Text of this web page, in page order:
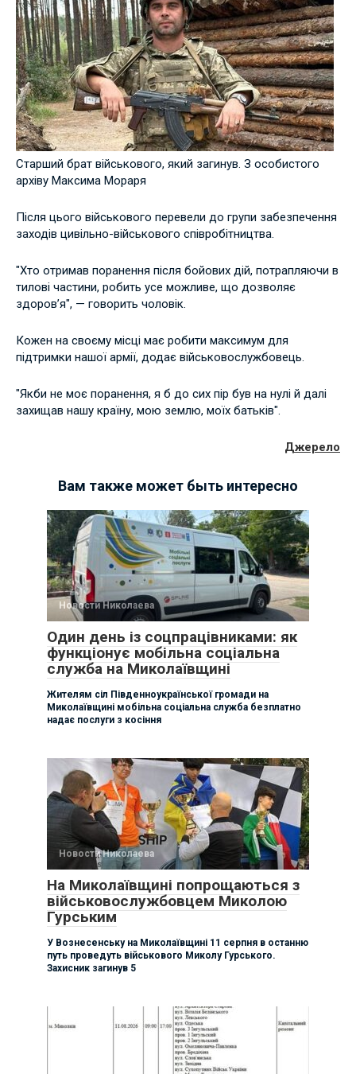
Старший брат військового, який загинув. З особистого
архіву Максима Мораря
Після цього військового перевели до групи забезпечення
заходів цивільно-військового співробітництва.
"Хто отримав поранення після бойових дій, потрапляючи в
тилові частини, робить усе можливе, що дозволяє
здоров’я", — говорить чоловік.
Кожен на своєму місці має робити максимум для
підтримки нашої армії, додає військовослужбовець.
"Якби не моє поранення, я б до сих пір був на нулі й далі
захищав нашу країну, мою землю, моїх батьків".
Джерело
Вам также может быть интересно
Новости Николаева
Один день із соцпрацівниками: як
функціонує мобільна соціальна
служба на Миколаївщині
Жителям сіл Південноукраїнської громади на
Миколаївщині мобільна соціальна служба безплатно
надає послуги з косіння
Новости Николаева
На Миколаївщині попрощаються з
військовослужбовцем Миколою
Гурським
У Вознесенську на Миколаївщині 11 серпня в останню
путь проведуть військового Миколу Гурського.
Захисник загинув 5